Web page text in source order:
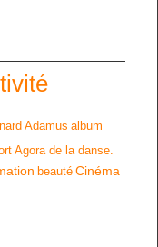
Adamus album
Agora de la danse.
beauté Cinéma